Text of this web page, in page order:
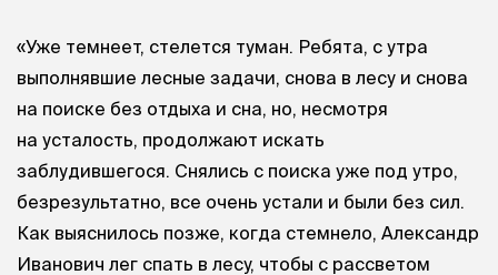
«Уже темнеет, стелется туман. Ребята, с утра
выполнявшие лесные задачи, снова в лесу и снова
на поиске без отдыха и сна, но, несмотря
на усталость, продолжают искать
заблудившегося. Снялись с поиска уже под утро,
безрезультатно, все очень устали и были без сил.
Как выяснилось позже, когда стемнело, Александр
Иванович лег спать в лесу, чтобы с рассветом